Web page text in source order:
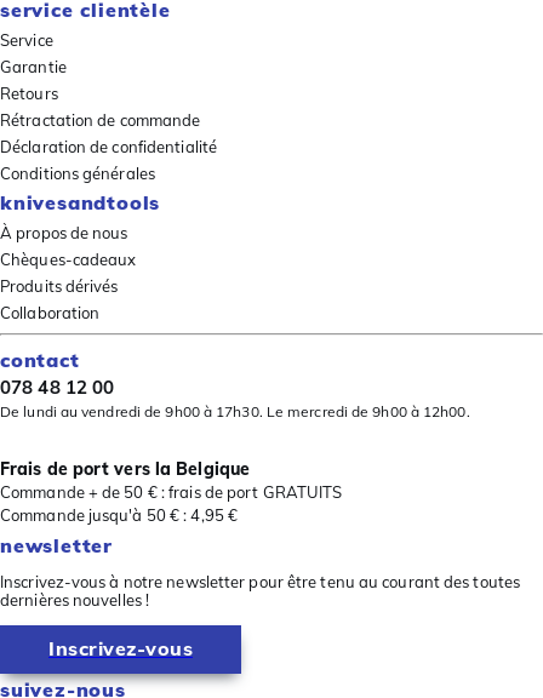
service clientèle
Service
Garantie
Retours
Rétractation de commande
Déclaration de confidentialité
Conditions générales
knivesandtools
À propos de nous
Chèques-cadeaux
Produits dérivés
Collaboration
contact
078 48 12 00
De lundi au vendredi de 9h00 à 17h30. Le mercredi de 9h00 à 12h00.
Frais de port vers la Belgique
Commande + de 50 € : frais de port GRATUITS
Commande jusqu'à 50 € : 4,95 €
newsletter
Inscrivez-vous à notre newsletter pour être tenu au courant des toutes
dernières nouvelles !
Inscrivez-vous
suivez-nous